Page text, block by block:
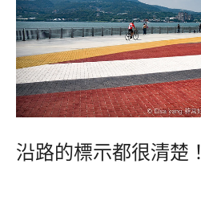
沿路的標示都很清楚！